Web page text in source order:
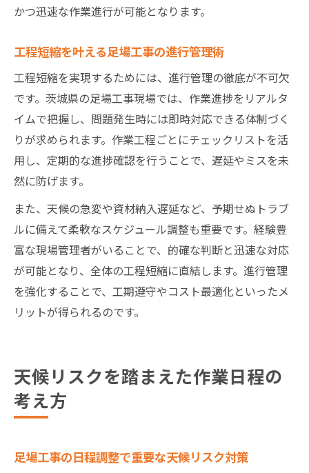
かつ迅速な作業進行が可能となります。
工程短縮を叶える足場工事の進行管理術
工程短縮を実現するためには、進行管理の徹底が不可欠
です。茨城県の足場工事現場では、作業進捗をリアルタ
イムで把握し、問題発生時には即時対応できる体制づく
りが求められます。作業工程ごとにチェックリストを活
用し、定期的な進捗確認を行うことで、遅延やミスを未
然に防げます。
また、天候の急変や資材納入遅延など、予期せぬトラブ
ルに備えて柔軟なスケジュール調整も重要です。経験豊
富な現場管理者がいることで、的確な判断と迅速な対応
が可能となり、全体の工程短縮に直結します。進行管理
を強化することで、工期遵守やコスト最適化といったメ
リットが得られるのです。
天候リスクを踏まえた作業日程の
考え方
足場工事の日程調整で重要な天候リスク対策